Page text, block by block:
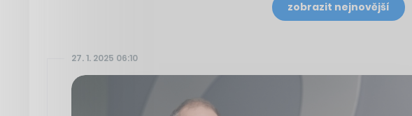
zobrazit nejnovější
27. 1. 2025 06:10